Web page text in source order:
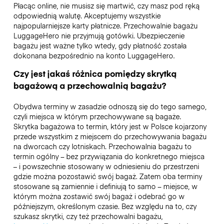
Płacąc online, nie musisz się martwić, czy masz pod ręką
odpowiednią walutę. Akceptujemy wszystkie
najpopularniejsze karty płatnicze. Przechowalnie bagażu
LuggageHero nie przyjmują gotówki. Ubezpieczenie
bagażu jest ważne tylko wtedy, gdy płatność została
dokonana bezpośrednio na konto LuggageHero.
Czy jest jakaś różnica pomiędzy skrytką
bagażową a przechowalnią bagażu?
Obydwa terminy w zasadzie odnoszą się do tego samego,
czyli miejsca w którym przechowywane są bagaże.
Skrytka bagażowa to termin, który jest w Polsce kojarzony
przede wszystkim z miejscem do przechowywania bagażu
na dworcach czy lotniskach. Przechowalnia bagażu to
termin ogólny – bez przywiązania do konkretnego miejsca
– i powszechnie stosowany w odniesieniu do przestrzeni
gdzie można pozostawić swój bagaż. Zatem oba terminy
stosowane są zamiennie i definiują to samo – miejsce, w
którym można zostawić swój bagaż i odebrać go w
późniejszym, określonym czasie. Bez względu na to, czy
szukasz skrytki, czy też przechowalni bagażu,